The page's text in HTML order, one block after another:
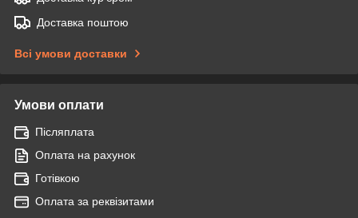
Доставка поштою
Всі умови доставки
Умови оплати
Післяплата
Оплата на рахунок
Готівкою
Оплата за реквізитами